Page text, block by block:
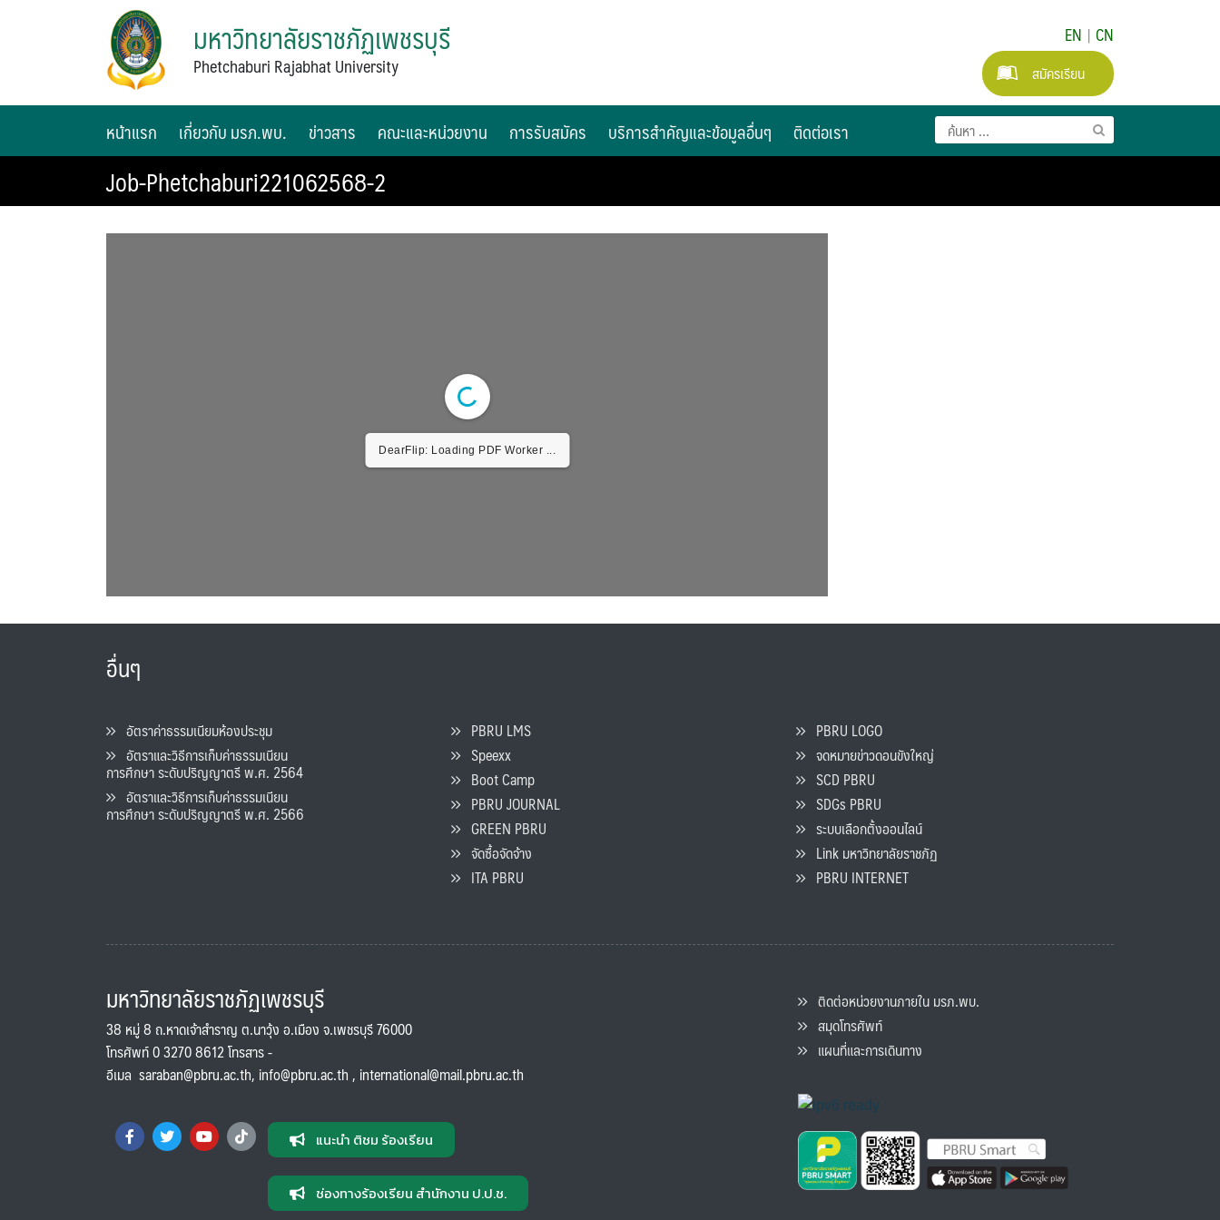
มหาวิทยาลัยราชภัฏเพชรบุรี
Phetchaburi Rajabhat University
EN | CN
สมัครเรียน
หน้าแรก เกี่ยวกับ มรภ.พบ. ข่าวสาร คณะและหน่วยงาน การรับสมัคร บริการสำคัญและข้อมูลอื่นๆ ติดต่อเรา
Job-Phetchaburi221062568-2
DearFlip: Loading PDF Worker ...
อื่นๆ
อัตราค่าธรรมเนียมห้องประชุม
อัตราและวิธีการเก็บค่าธรรมเนียน
การศึกษา ระดับปริญญาตรี พ.ศ. 2564
อัตราและวิธีการเก็บค่าธรรมเนียน
การศึกษา ระดับปริญญาตรี พ.ศ. 2566
PBRU LMS
Speexx
Boot Camp
PBRU JOURNAL
GREEN PBRU
จัดซื้อจัดจ้าง
ITA PBRU
PBRU LOGO
จดหมายข่าวดอนขังใหญ่
SCD PBRU
SDGs PBRU
ระบบเลือกตั้งออนไลน์
Link มหาวิทยาลัยราชภัฏ
PBRU INTERNET
มหาวิทยาลัยราชภัฏเพชรบุรี
38 หมู่ 8 ถ.หาดเจ้าสำราญ ต.นาวุ้ง อ.เมือง จ.เพชรบุรี 76000
โทรศัพท์ 0 3270 8612 โทรสาร -
อีเมล saraban@pbru.ac.th, info@pbru.ac.th, international@mail.pbru.ac.th
แนะนำ ติชม ร้องเรียน
ช่องทางร้องเรียน สำนักงาน ป.ป.ช.
ติดต่อหน่วยงานภายใน มรภ.พบ.
สมุดโทรศัพท์
แผนที่และการเดินทาง